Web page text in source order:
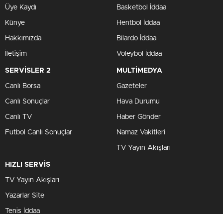
Üye Kaydı
Künye
Hakkımızda
İletişim
Basketbol İddaa
Hentbol İddaa
Bilardo İddaa
Voleybol İddaa
SERVİSLER 2
Canlı Borsa
Canlı Sonuçlar
Canlı TV
Futbol Canlı Sonuçlar
MULTİMEDYA
Gazeteler
Hava Durumu
Haber Gönder
Namaz Vakitleri
TV Yayın Akışları
HIZLI SERVİS
TV Yayın Akışları
Yazarlar Site
Tenis İddaa